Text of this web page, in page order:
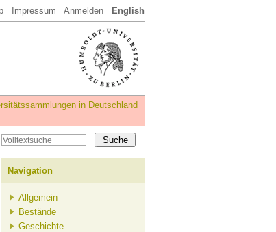
Impressum Anmelden English
in Deutschland
Navigation
Allgemein
Bestände
Geschichte